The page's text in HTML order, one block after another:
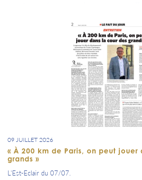
09 JUILLET 2026
« À 200 km de Paris, on peut jouer
grands »
L'Est-Eclair du 07/07.